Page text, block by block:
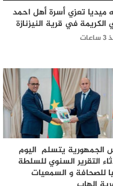
ميديا تعزي أسرة أهل احمد
الكريمة في قرية النيزنازة
الجمهورية يتسلم اليوم
التقرير السنوي للسلطة
للصحافة و السمعيات